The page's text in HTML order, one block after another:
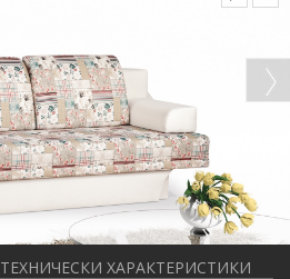
ТЕХНИЧЕСКИ ХАРАКТЕРИСТИКИ